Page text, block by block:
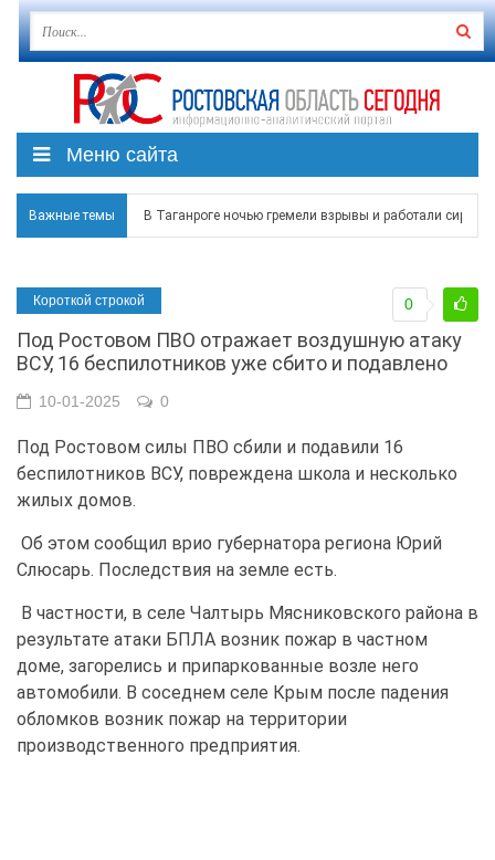
Меню сайта
Важные темы В Таганроге ночью гремели взрывы и работали сирены
Застройщики: градостроительная политика на Дону
Режим ЧС регионального характера начал
В Чеховской библиотеке Таганрога открылась
Короткой строкой
Под Ростовом ПВО отражает воздушную атаку
ВСУ, 16 беспилотников уже сбито и подавлено
0
10-01-2025 0
Под Ростовом силы ПВО сбили и подавили 16
беспилотников ВСУ, повреждена школа и несколько
жилых домов.
Об этом сообщил врио губернатора региона Юрий
Слюсарь. Последствия на земле есть.
В частности, в селе Чалтырь Мясниковского района в
результате атаки БПЛА возник пожар в частном
доме, загорелись и припаркованные возле него
автомобили. В соседнем селе Крым после падения
обломков возник пожар на территории
производственного предприятия.